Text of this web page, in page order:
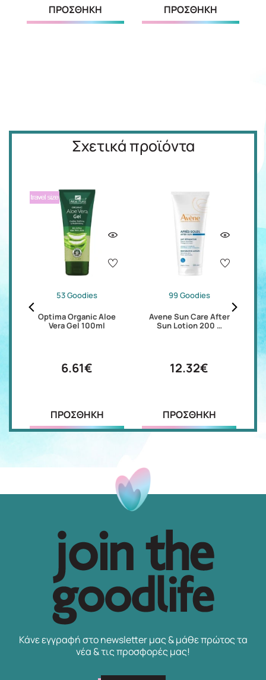
ΠΡΟΣΘΗΚΗ ΠΡΟΣΘΗΚΗ
Σχετικά προϊόντα
53 Goodies
Optima Organic Aloe
Vera Gel 100ml
6.61€
ΠΡΟΣΘΗΚΗ
99 Goodies
Avene Sun Care After
Sun Lotion 200 …
12.32€
ΠΡΟΣΘΗΚΗ
Κάνε εγγραφή στο newsletter μας & μάθε πρώτος τα
νέα & τις προσφορές μας!